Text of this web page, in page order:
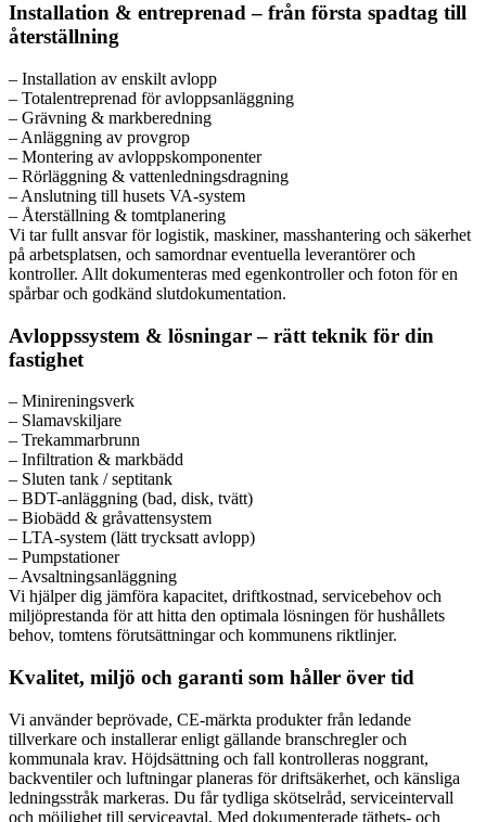
Installation & entreprenad – från första spadtag till
återställning
– Installation av enskilt avlopp
– Totalentreprenad för avloppsanläggning
– Grävning & markberedning
– Anläggning av provgrop
– Montering av avloppskomponenter
– Rörläggning & vattenledningsdragning
– Anslutning till husets VA-system
– Återställning & tomtplanering
Vi tar fullt ansvar för logistik, maskiner, masshantering och säkerhet
på arbetsplatsen, och samordnar eventuella leverantörer och
kontroller. Allt dokumenteras med egenkontroller och foton för en
spårbar och godkänd slutdokumentation.
Avloppssystem & lösningar – rätt teknik för din
fastighet
– Minireningsverk
– Slamavskiljare
– Trekammarbrunn
– Infiltration & markbädd
– Sluten tank / septitank
– BDT-anläggning (bad, disk, tvätt)
– Biobädd & gråvattensystem
– LTA-system (lätt trycksatt avlopp)
– Pumpstationer
– Avsaltningsanläggning
Vi hjälper dig jämföra kapacitet, driftkostnad, servicebehov och
miljöprestanda för att hitta den optimala lösningen för hushållets
behov, tomtens förutsättningar och kommunens riktlinjer.
Kvalitet, miljö och garanti som håller över tid
Vi använder beprövade, CE-märkta produkter från ledande
tillverkare och installerar enligt gällande branschregler och
kommunala krav. Höjdsättning och fall kontrolleras noggrant,
backventiler och luftningar planeras för driftsäkerhet, och känsliga
ledningsstråk markeras. Du får tydliga skötselråd, serviceintervall
och möjlighet till serviceavtal. Med dokumenterade täthets- och